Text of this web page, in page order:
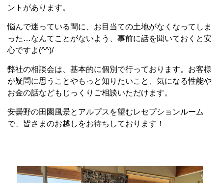
ントがあります。
悩んで迷っている間に、お目当ての土地がなくなってしま
った…なんてことがないよう、事前に話を聞いておくと安
心ですよ(^^)/
弊社の相談会は、基本的に個別で行っております。お客様
が疑問に思うことやもっと知りたいこと、気になる性能や
お金の話などもじっくりご相談いただけます。
安曇野の田園風景とアルプスを望むレセプションルーム
で、皆さまのお越しをお待ちしております！